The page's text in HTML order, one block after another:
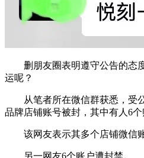
删朋友圈表明遵守公告的态
运呢？
从笔者所在微信群获悉，受
品牌店铺账号被封，其中有人6个
该网友表示其多个店铺微信